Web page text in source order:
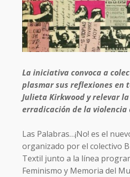
La iniciativa convoca a
plasmar sus reflexiones en
Julieta Kirkwood y relevar
erradicación de la violencia
Las Palabras…¡No! es el
organizado por el colectivo
Textil junto a la línea
Feminismo y Memoria del